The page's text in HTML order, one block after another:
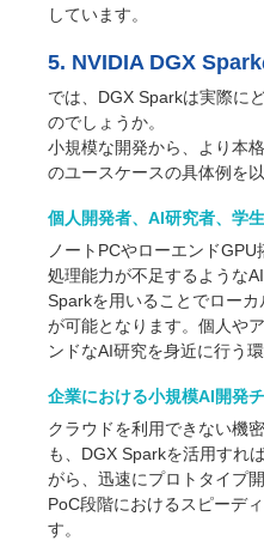
しています。
5. NVIDIA DGX
では、DGX Sparkは実際に
のでしょうか。
小規模な開発から、より本
のユースケースの具体例を
個人開発者、AI研究者、学
ノートPCやローエンド
処理能力が不足するような
Sparkを用いることでロー
が可能となります。個人や
ンドなAI研究を身近に行う
企業における小規模AI開発
クラウドを利用できない機
も、DGX Sparkを活用すれ
がら、迅速にプロトタイプ
PoC段階におけるスピーデ
す。